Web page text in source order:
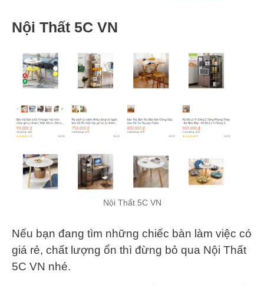
Nội Thất 5C VN
Nội Thất 5C VN
Nếu bạn đang tìm những chiếc bàn làm việc có
giá rẻ, chất lượng ổn thì đừng bỏ qua Nội Thất
5C VN nhé.